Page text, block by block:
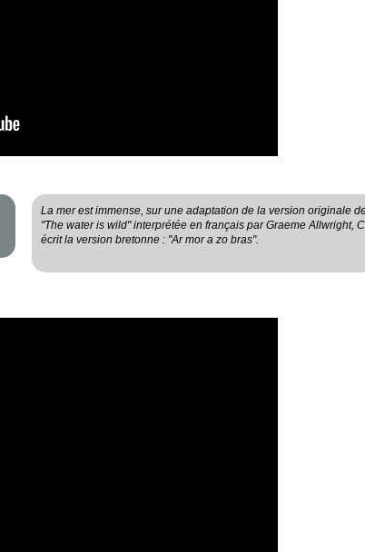
La mer est immense, sur une adaptation de la version originale
"The water is wild" interprétée en français par Graeme Allwright,
écrit la version bretonne : "Ar mor a zo bras".